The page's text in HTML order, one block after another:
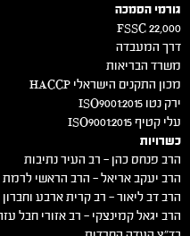
גורמי הסמכה
FSSC 22,000
דרך המעבדה
משרד הבריאות
מכון התקנים הישראלי HACCP
ירק נטו 2015:ISO9001
עלי קטיף 2015:ISO9001
כשרויות
הרב פנחס כהן – רב העיר נתיבות
הרב יעקב אריאל – הרב הראשי לרמת
הרב דב ליאור – רב קרית ארבע וחברון
הרב יגאל קמינצקי – רב אזורי חבל